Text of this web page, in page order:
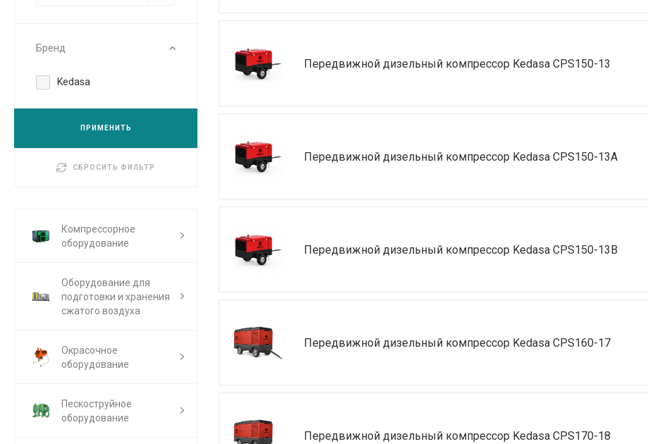
Бренд
Kedasa
ПРИМЕНИТЬ
СБРОСИТЬ ФИЛЬТР
Компрессорное
оборудование
Оборудование для
подготовки и хранения
сжатого воздуха
Окрасочное
оборудование
Пескоструйное
оборудование
Передвижной дизельный компрессор Kedasa CPS150-13
Передвижной дизельный компрессор Kedasa CPS150-13A
Передвижной дизельный компрессор Kedasa CPS150-13В
Передвижной дизельный компрессор Kedasa CPS160-17
Передвижной дизельный компрессор Kedasa CPS170-18